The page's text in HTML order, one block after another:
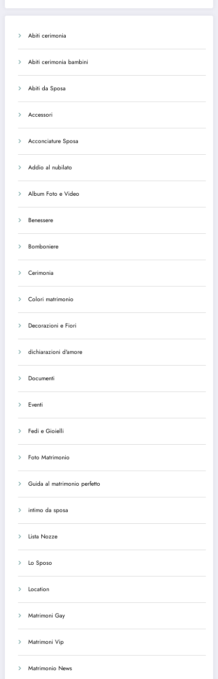
Abiti cerimonia
Abiti cerimonia bambini
Abiti da Sposa
Accessori
Acconciature Sposa
Addio al nubilato
Album Foto e Video
Benessere
Bomboniere
Cerimonia
Colori matrimonio
Decorazioni e Fiori
dichiarazioni d'amore
Documenti
Eventi
Fedi e Gioielli
Foto Matrimonio
Guida al matrimonio perfetto
intimo da sposa
Lista Nozze
Lo Sposo
Location
Matrimoni Gay
Matrimoni Vip
Matrimonio News